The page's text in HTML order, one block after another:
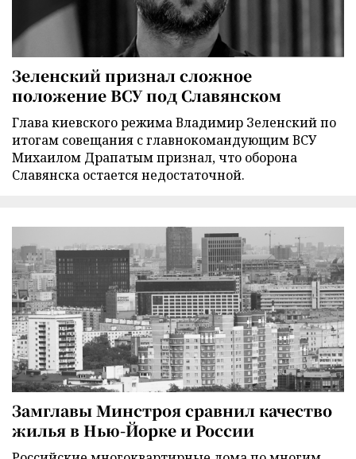
Зеленский признал сложное
положение ВСУ под Славянском
Глава киевского режима Владимир Зеленский по
итогам совещания с главнокомандующим ВСУ
Михаилом Драпатым признал, что оборона
Славянска остается недостаточной.
Замглавы Минстроя сравнил качество
жилья в Нью-Йорке и России